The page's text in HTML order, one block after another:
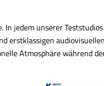
jedem unserer
erstklassigen
Atmosphäre während